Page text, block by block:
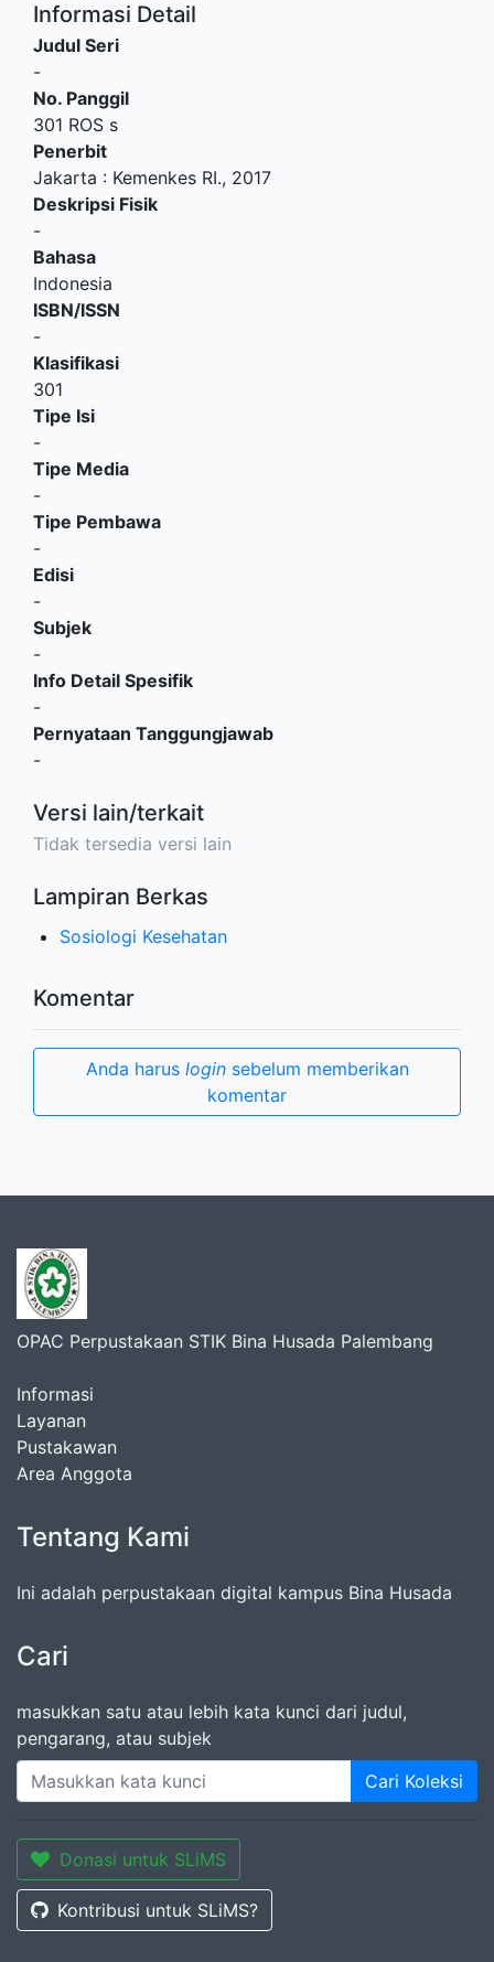
Informasi Detail
Judul Seri
-
No. Panggil
301 ROS s
Penerbit
Jakarta : Kemenkes RI., 2017
Deskripsi Fisik
-
Bahasa
Indonesia
ISBN/ISSN
-
Klasifikasi
301
Tipe Isi
-
Tipe Media
-
Tipe Pembawa
-
Edisi
-
Subjek
-
Info Detail Spesifik
-
Pernyataan Tanggungjawab
-
Versi lain/terkait
Tidak tersedia versi lain
Lampiran Berkas
Sosiologi Kesehatan
Komentar
Anda harus loginsebelum memberikan
komentar
OPAC Perpustakaan STIK Bina Husada Palembang
Informasi
Layanan
Pustakawan
Area Anggota
Tentang Kami
Ini adalah perpustakaan digital kampus Bina Husada
Cari
masukkan satu atau lebih kata kunci dari judul,
pengarang, atau subjek
Cari Koleksi
Donasi untuk SLiMS
Kontribusi untuk SLiMS?